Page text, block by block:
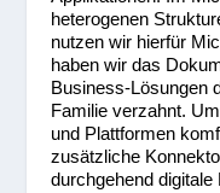
heterogenen
nutzen wir hierfür
haben wir das
Business-Lösungen
Familie verzahnt.
und Plattformen
zusätzliche
durchgehend